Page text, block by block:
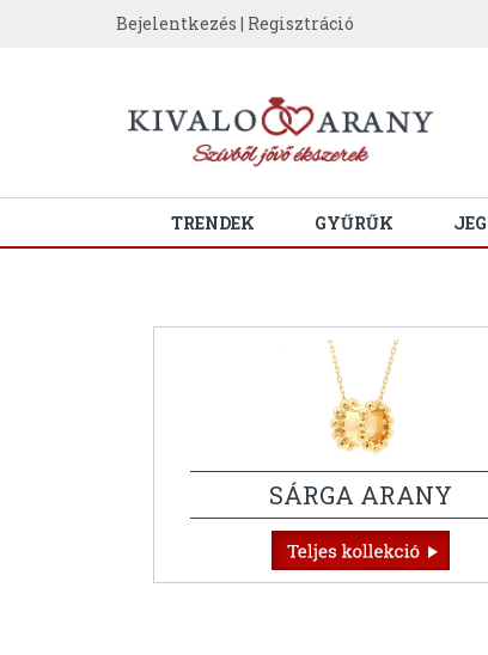
Bejelentkezés | Regisztráció
TRENDEK GYŰRŰK
SÁRGA ARANY